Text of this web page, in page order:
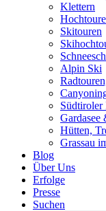
Klettern
Skitouren
Alpin Ski
Südtiroler
Gardasee
Hütten,
Grassau
Blog
Über Uns
Erfolge
Presse
Suchen